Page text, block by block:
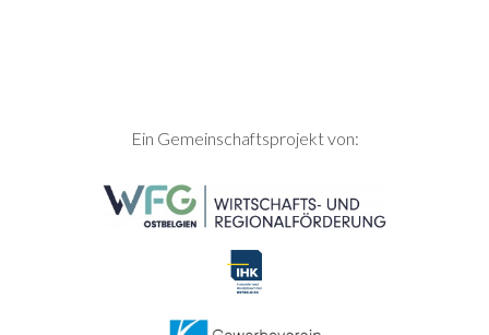
SEITENFUSSEin Gemeinschaftsprojekt von: